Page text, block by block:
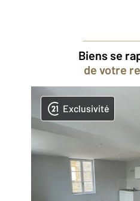
Biens se
de votre
Exclusivité